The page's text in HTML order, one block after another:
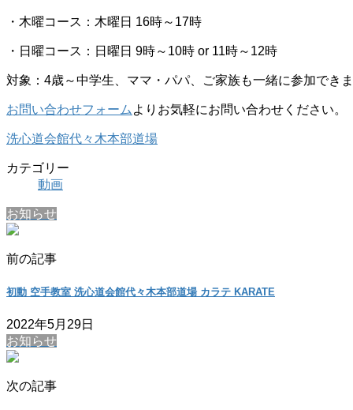
・木曜コース：木曜日 16時～17時
・日曜コース：日曜日 9時～10時 or 11時～12時
対象：4歳～中学生、ママ・パパ、ご家族も一緒に参加でき
お問い合わせフォーム よりお気軽にお問い合わせください。
洗心道会館代々木本部道場
カテゴリー
動画
お知らせ
前の記事
初動 空手教室 洗心道会館代々木本部道場 カラテ KARATE
2022年5月29日
お知らせ
次の記事